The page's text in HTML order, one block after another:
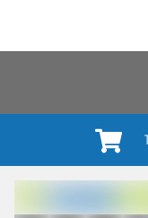
casando (Holz-Richter